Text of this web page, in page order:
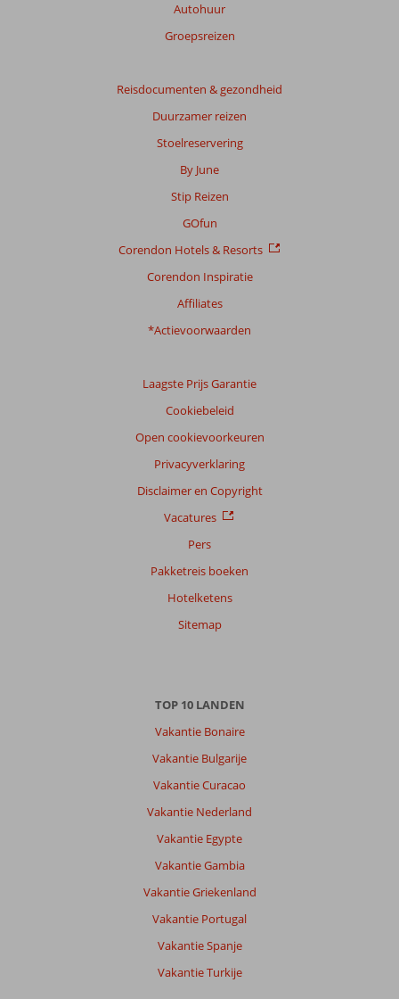
Autohuur
Groepsreizen
Reisdocumenten & gezondheid
Duurzamer reizen
Stoelreservering
By June
Stip Reizen
GOfun
Corendon Hotels & Resorts
Corendon Inspiratie
Affiliates
*Actievoorwaarden
Laagste Prijs Garantie
Cookiebeleid
Open cookievoorkeuren
Privacyverklaring
Disclaimer en Copyright
Vacatures
Pers
Pakketreis boeken
Hotelketens
Sitemap
TOP 10 LANDEN
Vakantie Bonaire
Vakantie Bulgarije
Vakantie Curacao
Vakantie Nederland
Vakantie Egypte
Vakantie Gambia
Vakantie Griekenland
Vakantie Portugal
Vakantie Spanje
Vakantie Turkije